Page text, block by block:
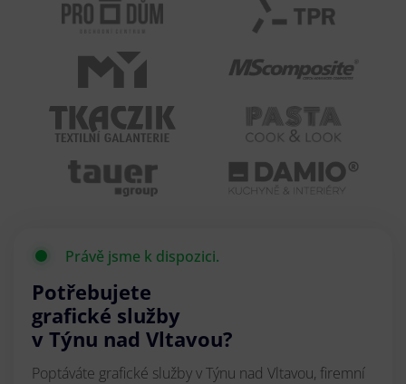
Právě jsme k dispozici.
Potřebujete
grafické služby
v Týnu nad Vltavou?
Poptáváte grafické služby v Týnu nad Vltavou, firemní